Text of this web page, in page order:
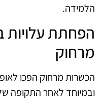
הלמידה.
הפחתת
מרחוק
הכשרות מרחוק הפכו
ובמיוחד לאחר התקופה